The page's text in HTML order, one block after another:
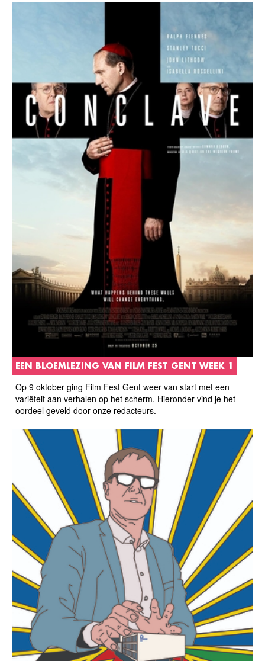
EEN BLOEMLEZING VAN FILM FEST GENT WEEK 1
Op 9 oktober ging Film Fest Gent weer van start met een
variëteit aan verhalen op het scherm. Hieronder vind je het
oordeel geveld door onze redacteurs.